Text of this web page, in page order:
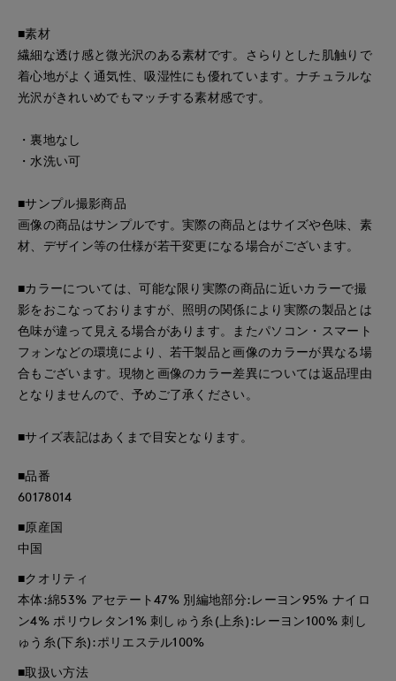
■素材
繊細な透け感と微光沢のある素材です。さらりとした肌触りで
着心地がよく通気性、吸湿性にも優れています。ナチュラルな
光沢がきれいめでもマッチする素材感です。
・裏地なし
・水洗い可
■サンプル撮影商品
画像の商品はサンプルです。実際の商品とはサイズや色味、素
材、デザイン等の仕様が若干変更になる場合がございます。
■カラーについては、可能な限り実際の商品に近いカラーで撮
影をおこなっておりますが、照明の関係により実際の製品とは
色味が違って見える場合があります。またパソコン・スマート
フォンなどの環境により、若干製品と画像のカラーが異なる場
合もございます。現物と画像のカラー差異については返品理由
となりませんので、予めご了承ください。
■サイズ表記はあくまで目安となります。
■品番
60178014
■原産国
中国
■クオリティ
本体:綿53% アセテート47% 別編地部分:レーヨン95% ナイロ
ン4% ポリウレタン1% 刺しゅう糸(上糸):レーヨン100% 刺し
ゅう糸(下糸):ポリエステル100%
■取扱い方法